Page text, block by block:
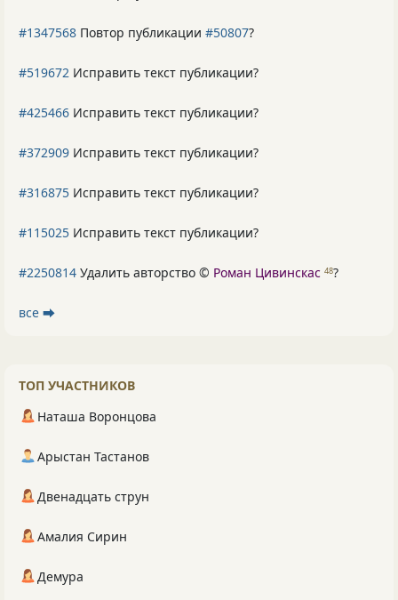
#1347568 Повтор публикации #50807?
#519672 Исправить текст публикации?
#425466 Исправить текст публикации?
#372909 Исправить текст публикации?
#316875 Исправить текст публикации?
#115025 Исправить текст публикации?
#2250814 Удалить авторство © Роман Цивинскас 48?
все ⮕
ТОП УЧАСТНИКОВ
Наташа Воронцова
Арыстан Тастанов
Двенадцать струн
Амалия Сирин
Демура